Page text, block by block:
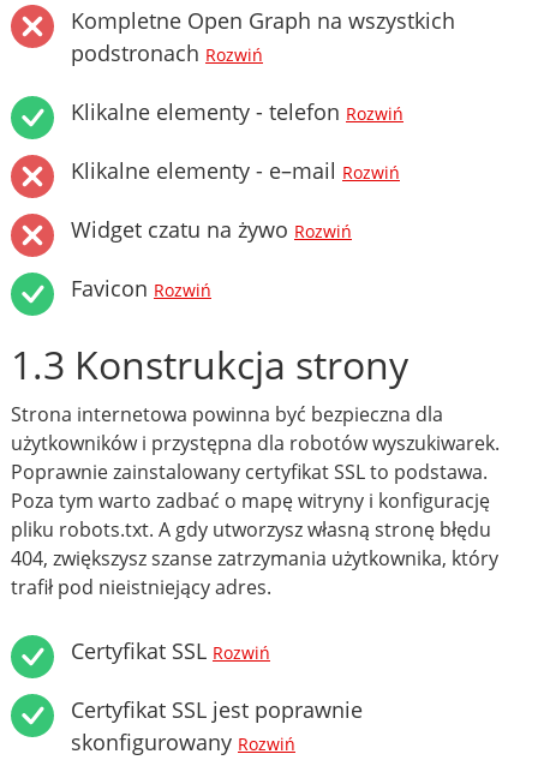
Kompletne Open Graph na wszystkich
podstronach Rozwiń
Klikalne elementy - telefon Rozwiń
Klikalne elementy - e–mail Rozwiń
Widget czatu na żywo Rozwiń
Favicon Rozwiń
1.3 Konstrukcja strony
Strona internetowa powinna być bezpieczna dla
użytkowników i przystępna dla robotów wyszukiwarek.
Poprawnie zainstalowany certyfikat SSL to podstawa.
Poza tym warto zadbać o mapę witryny i konfigurację
pliku robots.txt. A gdy utworzysz własną stronę błędu
404, zwiększysz szanse zatrzymania użytkownika, który
trafił pod nieistniejący adres.
Certyfikat SSL Rozwiń
Certyfikat SSL jest poprawnie
skonfigurowany Rozwiń